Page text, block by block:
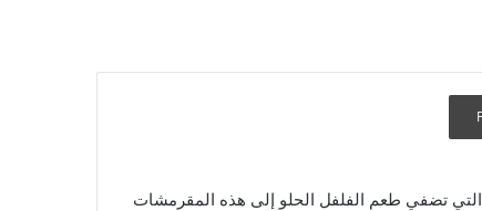
تضفي طعم الفلفل الحلو إلى هذه المقرمشات